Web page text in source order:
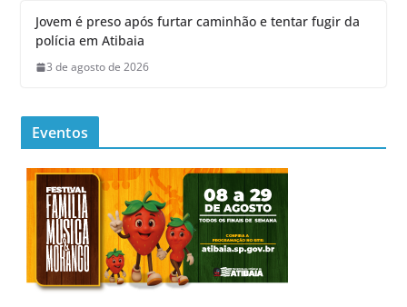
Jovem é preso após furtar caminhão e tentar fugir da
polícia em Atibaia
3 de agosto de 2026
Eventos